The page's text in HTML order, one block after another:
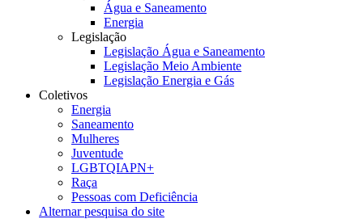
Água e Saneamento
Energia
Legislação
Legislação Água e Saneamento
Legislação Meio Ambiente
Legislação Energia e Gás
Coletivos
Energia
Saneamento
Mulheres
Juventude
LGBTQIAPN+
Raça
Pessoas com Deficiência
Alternar pesquisa do site